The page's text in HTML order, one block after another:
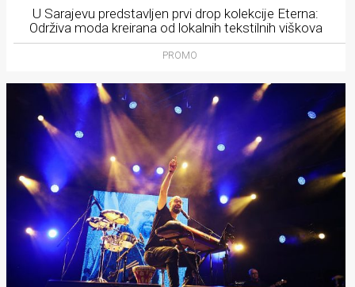
U Sarajevu predstavljen prvi drop kolekcije Eterna:
Održiva moda kreirana od lokalnih tekstilnih viškova
PROMO